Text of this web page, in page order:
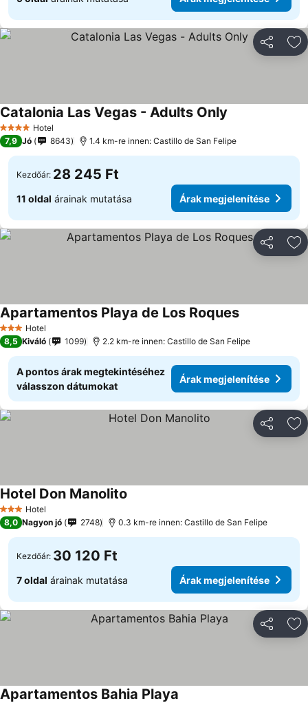
4 KategóriaHotel
Catalonia Las Vegas - Adults Only
7,9 Jó 8643 1.4 km-re innen: Castillo de San Felipe
Kezdőár: 28 245 Ft
11 oldal árainak mutatása Árak megjelenítése
3 Kategória
Hotel
Apartamentos Playa de Los Roques
8,5 Kiváló 1099 2.2 km-re innen: Castillo de San Felipe
A pontos árak megtekintéséhez
válasszon dátumokat
Árak megjelenítése
3 Kategória
Hotel
Hotel Don Manolito
8,0 Nagyon jó 2748 0.3 km-re innen: Castillo de San Felipe
Kezdőár: 30 120 Ft
7 oldal árainak mutatása Árak megjelenítése
Apartamentos Bahia Playa